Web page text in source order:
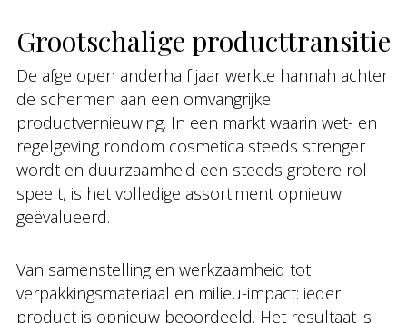
Grootschalige producttransitie
De afgelopen anderhalf jaar werkte hannah achter
de schermen aan een omvangrijke
productvernieuwing. In een markt waarin wet- en
regelgeving rondom cosmetica steeds strenger
wordt en duurzaamheid een steeds grotere rol
speelt, is het volledige assortiment opnieuw
geëvalueerd.
Van samenstelling en werkzaamheid tot
verpakkingsmateriaal en milieu-impact: ieder
product is opnieuw beoordeeld. Het resultaat is